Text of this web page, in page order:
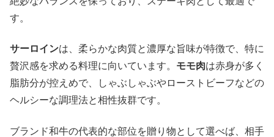
す。
サーロインは、柔らかな肉質と濃厚な旨味が特徴で、特に
贅沢感を求める料理に向いています。 モモ肉は赤身が多く
脂肪分が控えめで、しゃぶしゃぶやローストビーフなどの
ヘルシーな調理法と相性抜群です。
ブランド和牛の代表的な部位を贈り物として選べば、相手